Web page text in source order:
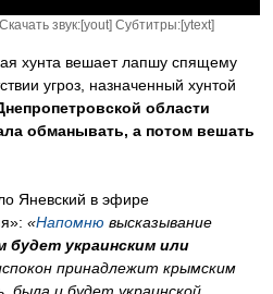
звук:[yout] Субтитры:[ytext]
хунта вешает лапшу спящему
угроз, назначенный хунтой
области
обманывать, а потом вешать
Яневский в эфире
«Напомню высказывание
будет украинским или
принадлежит крымским